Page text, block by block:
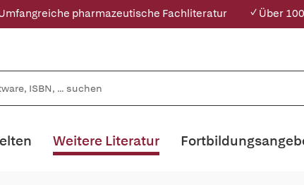
pharmazeutische Fachliteratur ✓ Über
Weitere Literatur